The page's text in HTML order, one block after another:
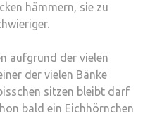
hämmern, sie zu
aufgrund der vielen
der vielen Bänke
sitzen bleibt darf
bald ein Eichhörnchen